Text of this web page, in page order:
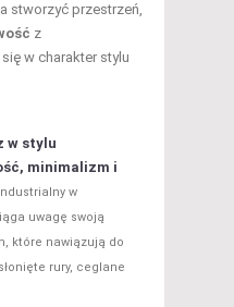
stworzyć przestrzeń,
z
w charakter stylu
w stylu
minimalizm i
w
uwagę swoją
które nawiązują do
rury, ceglane